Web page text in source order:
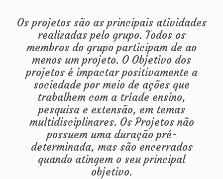
Os projetos são as principais atividades
realizadas pelo grupo. Todos os
membros do grupo participam de ao
menos um projeto. O Objetivo dos
projetos é impactar positivamente a
sociedade por meio de ações que
trabalhem com a tríade ensino,
pesquisa e extensão, em temas
multidisciplinares. Os Projetos não
possuem uma duração pré-
determinada, mas são encerrados
quando atingem o seu principal
objetivo.